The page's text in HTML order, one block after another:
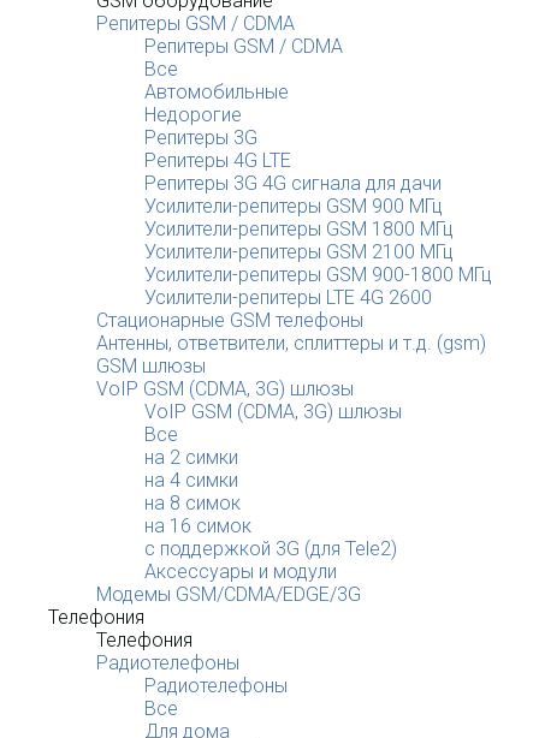
Репитеры GSM / CDMA
Репитеры GSM / CDMA
Все
Автомобильные
Недорогие
Репитеры 3G
Репитеры 4G LTE
Репитеры 3G 4G сигнала для дачи
Усилители-репитеры GSM 900 МГц
Усилители-репитеры GSM 1800 МГц
Усилители-репитеры GSM 2100 МГц
Усилители-репитеры GSM 900-1800 МГц
Усилители-репитеры LTE 4G 2600
Стационарные GSM телефоны
Антенны, ответвители, сплиттеры и т.д. (gsm)
GSM шлюзы
VoIP GSM (CDMA, 3G) шлюзы
VoIP GSM (CDMA, 3G) шлюзы
Все
на 2 симки
на 4 симки
на 8 симок
на 16 симок
с поддержкой 3G (для Tele2)
Аксессуары и модули
Модемы GSM/CDMA/EDGE/3G
Телефония
Телефония
Радиотелефоны
Радиотелефоны
Все
Для дома